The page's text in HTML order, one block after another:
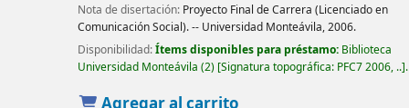
Nota de disertación: Proyecto Final de Carrera (Licenciado en
Comunicación Social). -- Universidad Monteávila, 2006.
Disponibilidad:Ítems disponibles para préstamo: Biblioteca
Universidad Monteávila (2) Signatura topográfica: PFC7 2006, .. .